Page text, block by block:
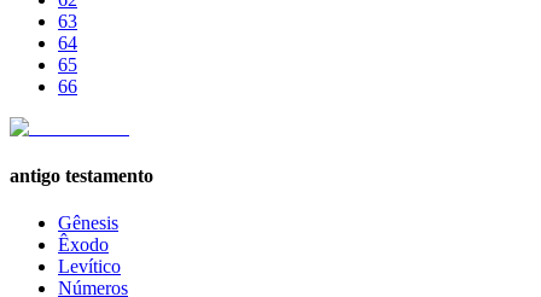
63
64
65
66
antigo testamento
Gênesis
Êxodo
Levítico
Números